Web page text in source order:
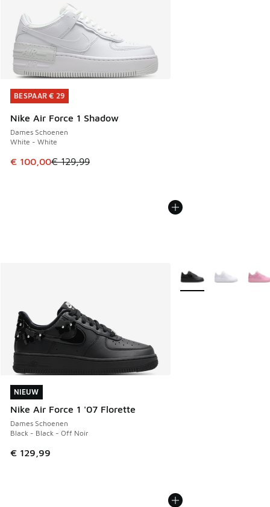
BESPAAR € 29
Nike Air Force 1 Shadow
Dames Schoenen
White - White
Dit artikel is in de uitverkoop. Dit artikel is in de
€ 100,00€ 129,99
BESPAAR € 29
NIEUW
Nike Air Force 1 '07 Florette
Dames Schoenen
Black - Black - Off Noir
€ 129,99
NIEUW
Meer kleuren